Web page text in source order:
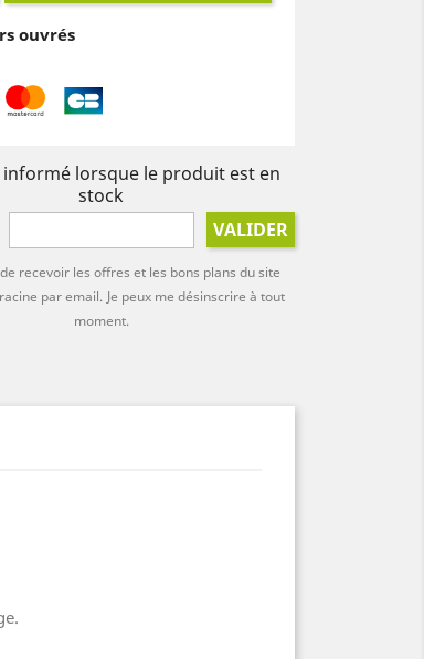
ouvrés
lorsque le produit est en
stock
VALIDER
recevoir les offres et les bons plans du site
par email. Je peux me désinscrire à tout
moment.